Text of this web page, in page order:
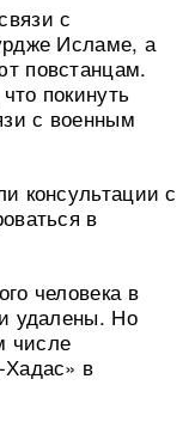
с
Исламе, а
повстанцам.
покинуть
с военным
консультации с
в
человека в
удалены. Но
числе
в